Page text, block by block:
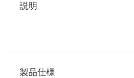
説明
製品仕様